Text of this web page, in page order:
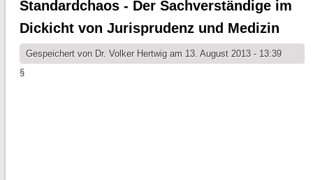
Standardchaos - Der Sachverständige im
Dickicht von Jurisprudenz und Medizin
Gespeichert von Dr. Volker Hertwigam 13. August 2013 - 13:39
§